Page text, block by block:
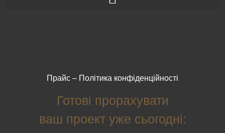
Прайс – Політика конфіденційності
Готові прорахувати
ваш проект уже сьогодні: